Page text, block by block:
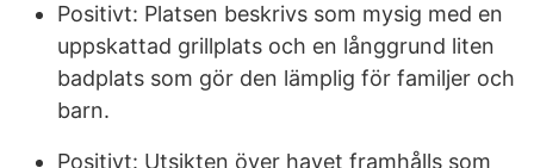
Positivt: Platsen beskrivs som mysig med en
uppskattad grillplats och en långgrund liten
badplats som gör den lämplig för familjer och
barn.
Positivt: Utsikten över havet framhålls som